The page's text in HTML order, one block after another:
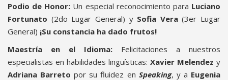
Podio de Honor: Un especial reconocimiento para Luciano
Fortunato (2do Lugar General) y Sofia Vera(3er Lugar
General) ¡Su constancia ha dado frutos!
Maestría en el Idioma: Felicitaciones a nuestros
especialistas en habilidades lingüísticas: Xavier Melendez y
Adriana Barreto por su fluidez en Speaking, y a Eugenia